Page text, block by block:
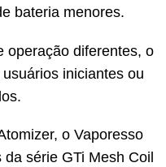
bateria menores.
operação diferentes, o
iniciantes ou
o Vaporesso
série GTi Mesh Coil